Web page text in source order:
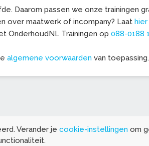
Daarom passen we onze trainingen
over maatwerk of incompany? Laat hier
OnderhoudNL Trainingen op 088-0188
algemene voorwaarden van toepassing.
Verander je cookie-instellingen om